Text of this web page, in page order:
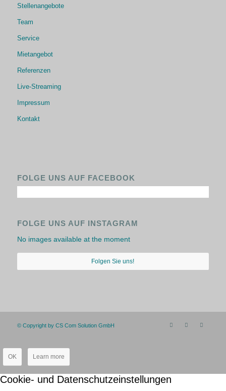
Stellenangebote
Team
Service
Mietangebot
Referenzen
Live-Streaming
Impressum
Kontakt
FOLGE UNS AUF FACEBOOK
FOLGE UNS AUF INSTAGRAM
No images available at the moment
Folgen Sie uns!
© Copyright by CS Com Solution GmbH
OK Learn more
Cookie- und Datenschutzeinstellungen